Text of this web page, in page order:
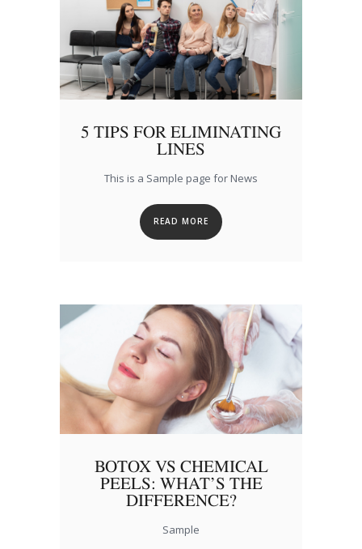
5 TIPS FOR ELIMINATING
LINES
This is a Sample page for News
READ MORE
BOTOX VS CHEMICAL
PEELS: WHAT’S THE
DIFFERENCE?
Sample